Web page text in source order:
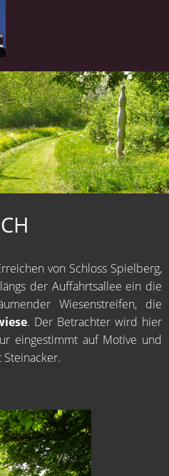
von Schloss Spielberg,
der Auffahrtsallee ein die
Wiesenstreifen, die
. Der Betrachter wird hier
eingestimmt auf Motive und
Steinacker.